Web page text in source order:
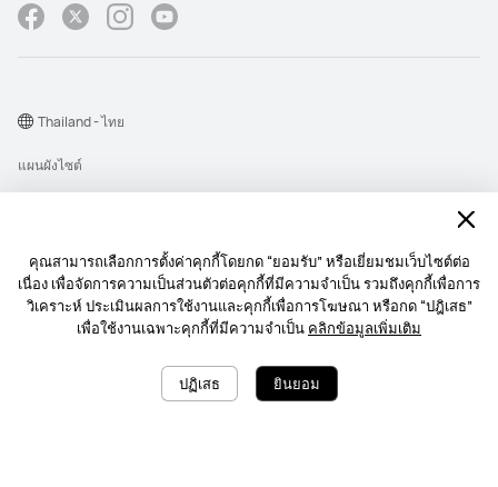
คุณสามารถเลือกการตั้งค่าคุกกี้โดยกด “ยอมรับ” หรือเยี่ยมชมเว็บไซต์ต่อ
เนื่อง เพื่อจัดการความเป็นส่วนตัวต่อคุกกี้ที่มีความจำเป็น รวมถึงคุกกี้เพื่อการ
วิเคราะห์ ประเมินผลการใช้งานและคุกกี้เพื่อการโฆษณา หรือกด “ปฎิเสธ”
เพื่อใช้งานเฉพาะคุกกี้ที่มีความจำเป็น คลิกข้อมูลเพิ่มเติม
ปฏิเสธ ยินยอม
Copyright © 1998-2026 Huawei Device Co., Ltd. สงวนลิขสิทธิ์.
แผนผังไซต์
Cookie
นโยบายการส่งการแจ้งเตื อนบนเว็บไซต์
Thailand - ไทย
ต้องการความช่วยเหลือหรือไม่ ฉันอยู่ตรงนี้เพื่อคุณเสมอ
ต้องการความช่วยเหลือหรือไม่ ฉันอยู่ตรงนี้เพื่อคุณเสมอ